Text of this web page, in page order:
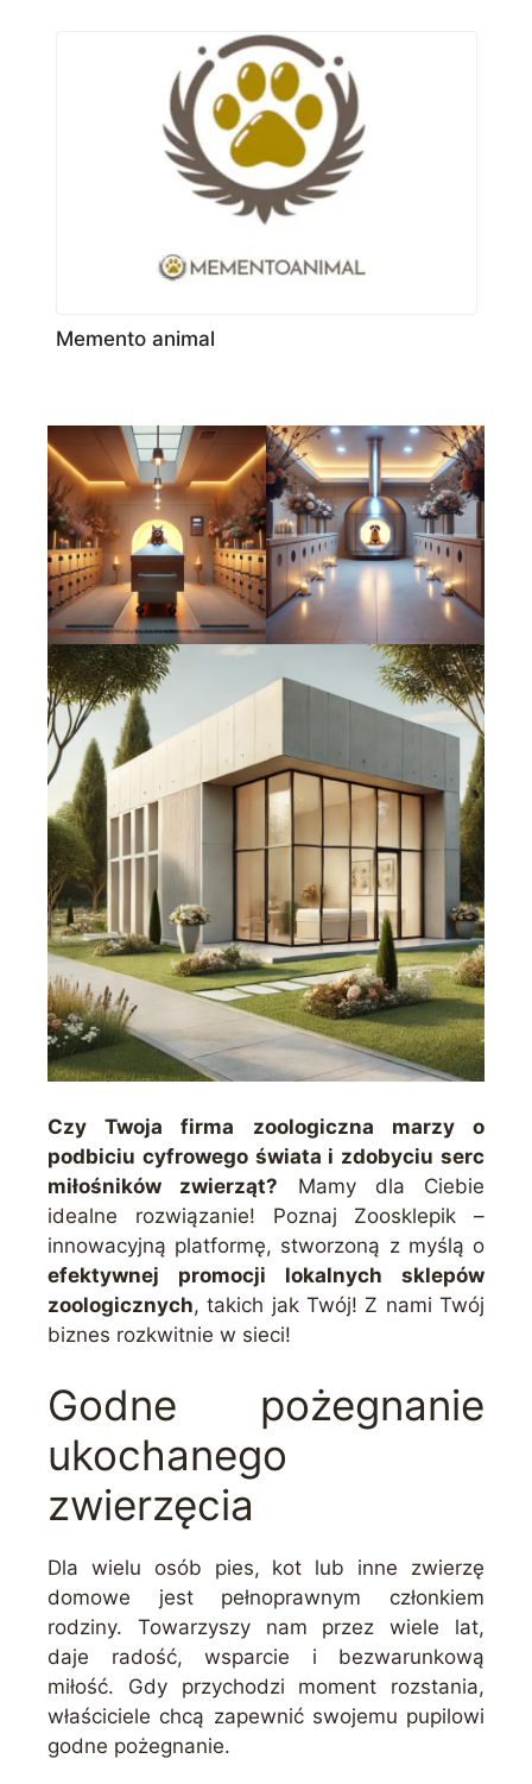
Memento animal
Czy Twoja firma zoologiczna marzy o
podbiciu cyfrowego świata i zdobyciu serc
miłośników zwierząt? Mamy dla Ciebie
idealne rozwiązanie! Poznaj Zoosklepik –
innowacyjną platformę, stworzoną z myślą o
efektywnej promocji lokalnych sklepów
zoologicznych, takich jak Twój! Z nami Twój
biznes rozkwitnie w sieci!
Godne pożegnanie
ukochanego
zwierzęcia
Dla wielu osób pies, kot lub inne zwierzę
domowe jest pełnoprawnym członkiem
rodziny. Towarzyszy nam przez wiele lat,
daje radość, wsparcie i bezwarunkową
miłość. Gdy przychodzi moment rozstania,
właściciele chcą zapewnić swojemu pupilowi
godne pożegnanie.